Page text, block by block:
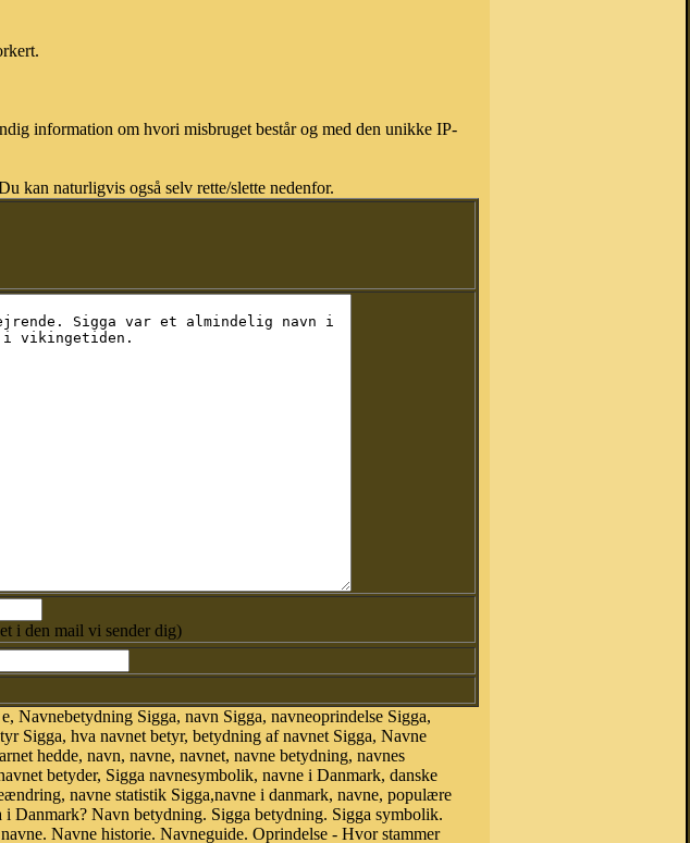
information om hvori misbruget består og med den unikke IP-
kan naturligvis også selv rette/slette nedenfor.
i den mail vi sender dig)
Navnebetydning Sigga, navn Sigga, navneoprindelse Sigga,
Sigga, hva navnet betyr, betydning af navnet Sigga, Navne
hedde, navn, navne, navnet, navne betydning, navnes
betyder, Sigga navnesymbolik, navne i Danmark, danske
navne statistik Sigga,navne i danmark, navne, populære
Danmark? Navn betydning. Sigga betydning. Sigga symbolik.
Navne historie. Navneguide. Oprindelse - Hvor stammer